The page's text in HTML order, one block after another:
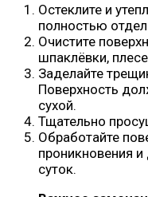
Остеклите и
полностью
Очистите
шпаклёвки,
Заделайте
Поверхность
сухой.
Тщательно
Обработайте
проникновения
суток.